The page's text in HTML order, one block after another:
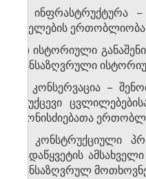
ქ) ინფრასტრუქტურა
ქსელების
ღ) ისტორიული
განსაზღვრული
ყ) კონსერვაცია −
შეუქცევი
ღონისძიებათა
შ) კონსტრუქციული
გადაწყვეტის
განსაზღვრულ